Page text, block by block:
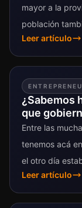
mayor a la
población
Y...
Leer artículo
¿Sabemos
que
Entre las
tenemos acá
el otro día
Juan Fernández
Leer artículo